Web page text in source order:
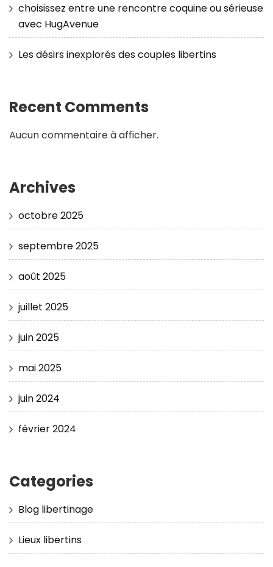
choisissez entre une rencontre coquine ou sérieuse
avec HugAvenue
Les désirs inexplorés des couples libertins
Recent Comments
Aucun commentaire à afficher.
Archives
octobre 2025
septembre 2025
août 2025
juillet 2025
juin 2025
mai 2025
juin 2024
février 2024
Categories
Blog libertinage
Lieux libertins